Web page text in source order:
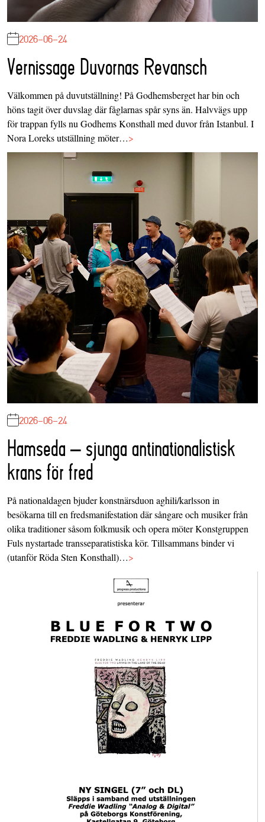
2026-06-24
Vernissage Duvornas Revansch
Välkommen på duvutställning! På Godhemsberget har bin och
höns tagit över duvslag där fåglarnas spår syns än. Halvvägs upp
för trappan fylls nu Godhems Konsthall med duvor från Istanbul. I
Nora Loreks utställning möter…>
2026-06-24
Hamseda – sjunga antinationalistisk
krans för fred
På nationaldagen bjuder konstnärsduon aghili/karlsson in
besökarna till en fredsmanifestation där sångare och musiker från
olika traditioner såsom folkmusik och opera möter Konstgruppen
Fuls nystartade transseparatistiska kör. Tillsammans binder vi
(utanför Röda Sten Konsthall)…>